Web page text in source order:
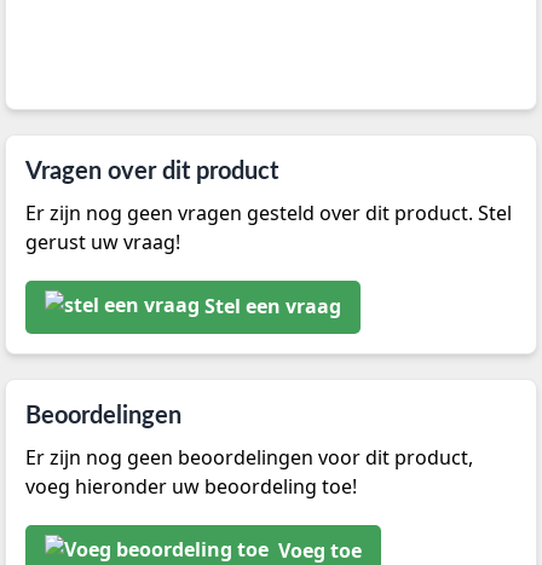
Vragen over dit product
Er zijn nog geen vragen gesteld over dit product. Stel
gerust uw vraag!
Stel een vraag
Beoordelingen
Er zijn nog geen beoordelingen voor dit product,
voeg hieronder uw beoordeling toe!
Voeg toe